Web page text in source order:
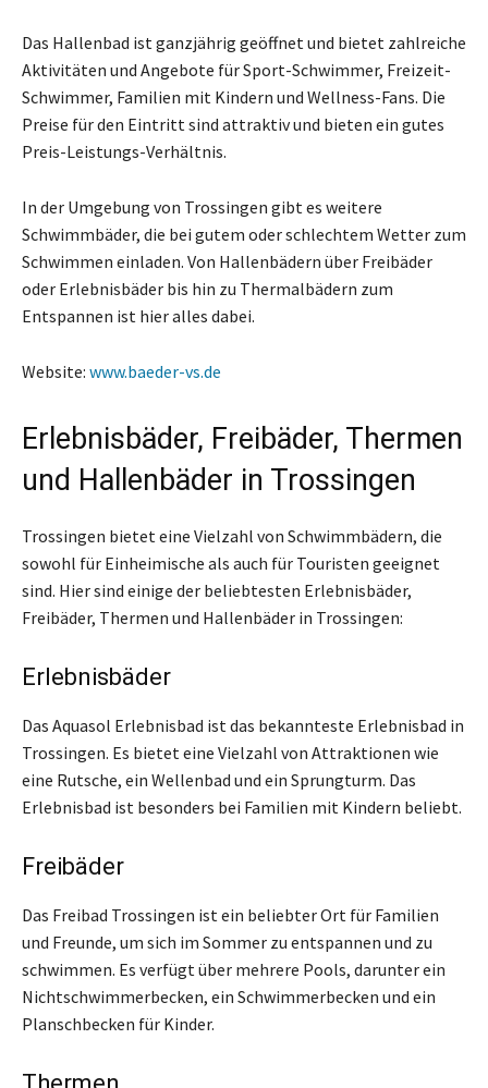
Das Hallenbad ist ganzjährig geöffnet und bietet zahlreiche
Aktivitäten und Angebote für Sport-Schwimmer, Freizeit-
Schwimmer, Familien mit Kindern und Wellness-Fans. Die
Preise für den Eintritt sind attraktiv und bieten ein gutes
Preis-Leistungs-Verhältnis.
In der Umgebung von Trossingen gibt es weitere
Schwimmbäder, die bei gutem oder schlechtem Wetter zum
Schwimmen einladen. Von Hallenbädern über Freibäder
oder Erlebnisbäder bis hin zu Thermalbädern zum
Entspannen ist hier alles dabei.
Website: www.baeder-vs.de
Erlebnisbäder, Freibäder, Thermen
und Hallenbäder in Trossingen
Trossingen bietet eine Vielzahl von Schwimmbädern, die
sowohl für Einheimische als auch für Touristen geeignet
sind. Hier sind einige der beliebtesten Erlebnisbäder,
Freibäder, Thermen und Hallenbäder in Trossingen:
Erlebnisbäder
Das Aquasol Erlebnisbad ist das bekannteste Erlebnisbad in
Trossingen. Es bietet eine Vielzahl von Attraktionen wie
eine Rutsche, ein Wellenbad und ein Sprungturm. Das
Erlebnisbad ist besonders bei Familien mit Kindern beliebt.
Freibäder
Das Freibad Trossingen ist ein beliebter Ort für Familien
und Freunde, um sich im Sommer zu entspannen und zu
schwimmen. Es verfügt über mehrere Pools, darunter ein
Nichtschwimmerbecken, ein Schwimmerbecken und ein
Planschbecken für Kinder.